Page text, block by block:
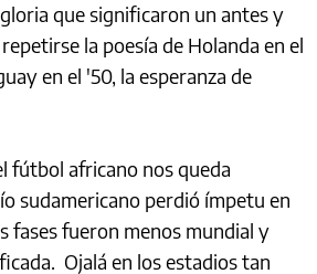
que significaron un antes y
la poesía de Holanda en el
en el '50, la esperanza de
fútbol africano nos queda
sudamericano perdió ímpetu en
fases fueron menos mundial y
Ojalá en los estadios tan